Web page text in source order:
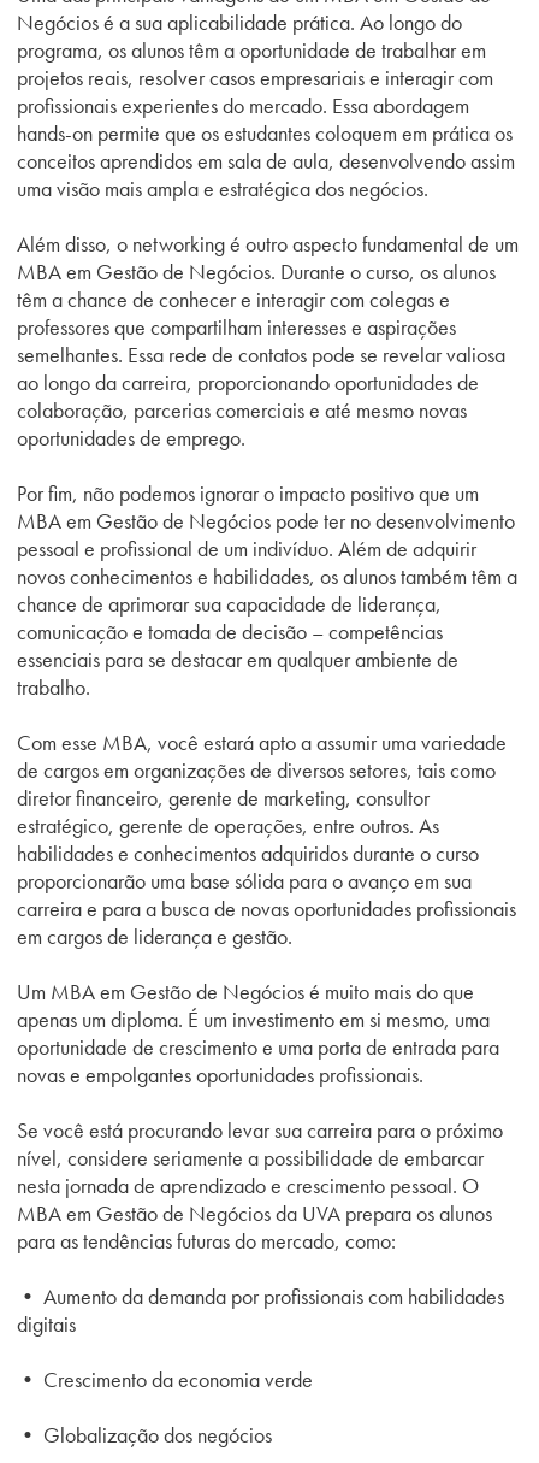
Negócios é a sua aplicabilidade prática. Ao longo do
programa, os alunos têm a oportunidade de trabalhar em
projetos reais, resolver casos empresariais e interagir com
profissionais experientes do mercado. Essa abordagem
hands-on permite que os estudantes coloquem em prática os
conceitos aprendidos em sala de aula, desenvolvendo assim
uma visão mais ampla e estratégica dos negócios.
Além disso, o networking é outro aspecto fundamental de um
MBA em Gestão de Negócios. Durante o curso, os alunos
têm a chance de conhecer e interagir com colegas e
professores que compartilham interesses e aspirações
semelhantes. Essa rede de contatos pode se revelar valiosa
ao longo da carreira, proporcionando oportunidades de
colaboração, parcerias comerciais e até mesmo novas
oportunidades de emprego.
Por fim, não podemos ignorar o impacto positivo que um
MBA em Gestão de Negócios pode ter no desenvolvimento
pessoal e profissional de um indivíduo. Além de adquirir
novos conhecimentos e habilidades, os alunos também têm a
chance de aprimorar sua capacidade de liderança,
comunicação e tomada de decisão – competências
essenciais para se destacar em qualquer ambiente de
trabalho.
Com esse MBA, você estará apto a assumir uma variedade
de cargos em organizações de diversos setores, tais como
diretor financeiro, gerente de marketing, consultor
estratégico, gerente de operações, entre outros. As
habilidades e conhecimentos adquiridos durante o curso
proporcionarão uma base sólida para o avanço em sua
carreira e para a busca de novas oportunidades profissionais
em cargos de liderança e gestão.
Um MBA em Gestão de Negócios é muito mais do que
apenas um diploma. É um investimento em si mesmo, uma
oportunidade de crescimento e uma porta de entrada para
novas e empolgantes oportunidades profissionais.
Se você está procurando levar sua carreira para o próximo
nível, considere seriamente a possibilidade de embarcar
nesta jornada de aprendizado e crescimento pessoal. O
MBA em Gestão de Negócios da UVA prepara os alunos
para as tendências futuras do mercado, como:
• Aumento da demanda por profissionais com habilidades
digitais
• Crescimento da economia verde
• Globalização dos negócios